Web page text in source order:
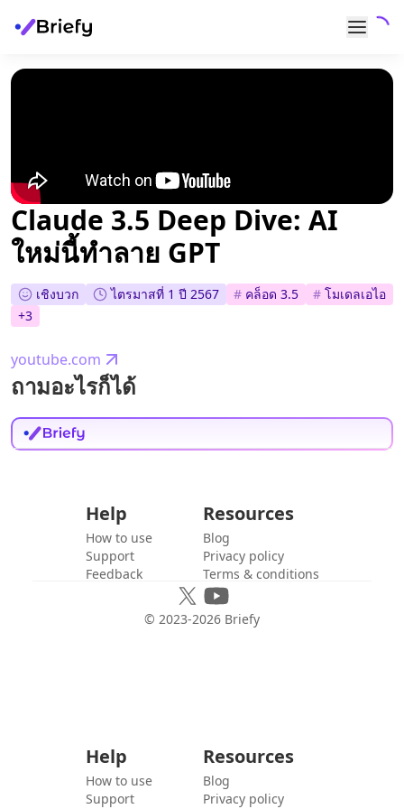
Claude 3.5 Deep Dive: AI
ใหม่นี้ทำลาย GPT
เชิงบวก ไตรมาสที่ 1 ปี 2567 # คล็อด 3.5 # โมเดลเอไอ
+3
youtube.com
ถามอะไรก็ได้
Help
How to use
Support
Feedback
Resources
Blog
Privacy policy
Terms & conditions
© 2023-2026 Briefy
Help
How to use
Support
Resources
Blog
Privacy policy